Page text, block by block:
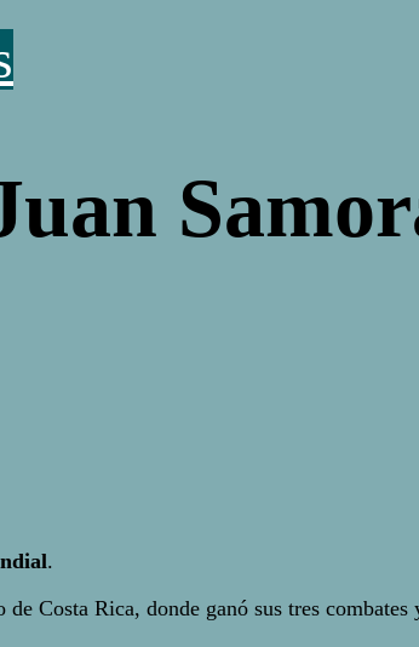
.
Costa Rica, donde ganó sus tres